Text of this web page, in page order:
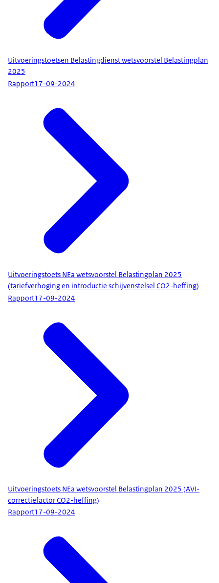
Uitvoeringstoetsen Belastingdienst wetsvoorstel Belastingplan
2025
Rapport17-09-2024
Uitvoeringstoets NEa wetsvoorstel Belastingplan 2025
(tariefverhoging en introductie schijvenstelsel CO2-heffing)
Rapport17-09-2024
Uitvoeringstoets NEa wetsvoorstel Belastingplan 2025 (AVI-
correctiefactor CO2-heffing)
Rapport17-09-2024